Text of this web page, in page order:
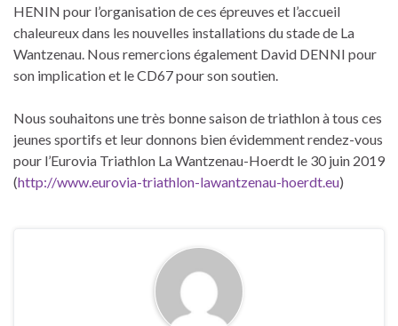
HENIN pour l’organisation de ces épreuves et l’accueil
chaleureux dans les nouvelles installations du stade de La
Wantzenau. Nous remercions également David DENNI pour
son implication et le CD67 pour son soutien.
Nous souhaitons une très bonne saison de triathlon à tous ces
jeunes sportifs et leur donnons bien évidemment rendez-vous
pour l’Eurovia Triathlon La Wantzenau-Hoerdt le 30 juin 2019
(http://www.eurovia-triathlon-lawantzenau-hoerdt.eu)